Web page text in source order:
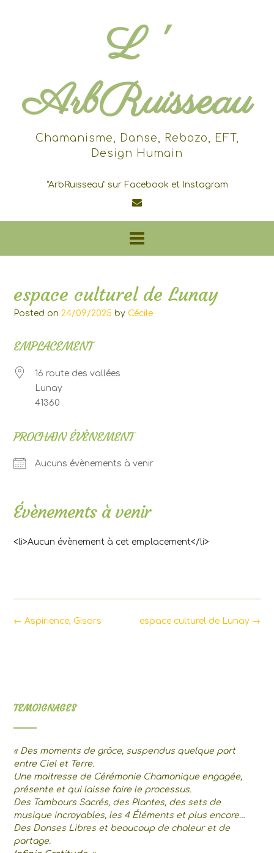
L '
ArbRuisseau
Chamanisme, Danse, Rebozo, EFT,
Design Humain
"ArbRuisseau" sur Facebook et Instagram
espace culturel de Lunay
Posted on 24/09/2025 by Cécile
EMPLACEMENT
16 route des vallées
Lunay
41360
PROCHAIN ÉVÈNEMENT
Aucuns évènements à venir
Évènements à venir
<li>Aucun évènement à cet emplacement</li>
Post
espace culturel de Lunay →
← Aspirience, Gisors
TEMOIGNAGES
« Des moments de grâce, suspendus quelque part
entre Ciel et Terre.
Une maitresse de Cérémonie Chamanique engagée,
présente et qui laisse faire le processus.
Des Tambours Sacrés, des Plantes, des sets de
musique incroyables, les 4 Éléments et plus encore…
Des Danses Libres et beaucoup de chaleur et de
partage.